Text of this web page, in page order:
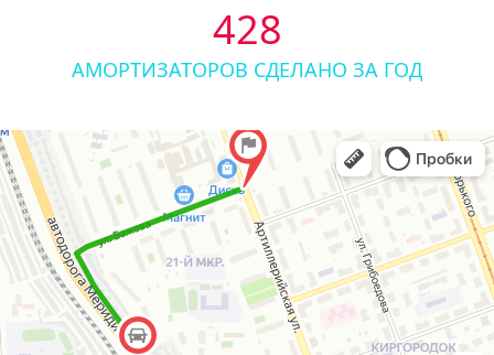
428
АМОРТИЗАТОРОВ СДЕЛАНО ЗА ГОД